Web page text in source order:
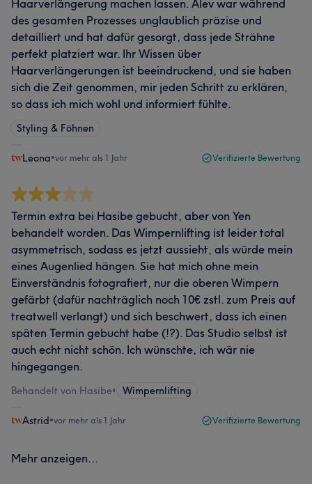
Haarverlängerung machen lassen. Alev war während
des gesamten Prozesses unglaublich präzise und
detailliert und hat dafür gesorgt, dass jede Strähne
perfekt platziert war. Ihr Wissen über
Haarverlängerungen ist beeindruckend, und sie haben
sich die Zeit genommen, mir jeden Schritt zu erklären,
so dass ich mich wohl und informiert fühlte.
Styling & Föhnen
Leona•vor mehr als 1 Jahr Verifizierte Bewertung
Termin extra bei Hasibe gebucht, aber von Yen
behandelt worden. Das Wimpernlifting ist leider total
asymmetrisch, sodass es jetzt aussieht, als würde mein
eines Augenlied hängen. Sie hat mich ohne mein
Einverständnis fotografiert, nur die oberen Wimpern
gefärbt (dafür nachträglich noch 10€ zstl. zum Preis auf
treatwell verlangt) und sich beschwert, dass ich einen
späten Termin gebucht habe (!?). Das Studio selbst ist
auch echt nicht schön. Ich wünschte, ich wär nie
hingegangen.
Behandelt von Hasibe• Wimpernlifting
Astrid•vor mehr als 1 Jahr Verifizierte Bewertung
Mehr anzeigen...